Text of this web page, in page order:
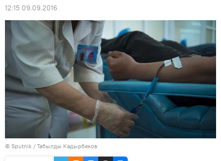
12:15 09.09.2016
© Sputnik / Табылды Кадырбеков